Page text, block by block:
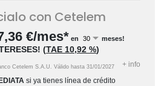
con Cetelem
€/mes* en meses!
(TAE 10,92 %)
Cetelem S.A.U. Válido hasta 31/01/2027 + info
si ya tienes línea de crédito